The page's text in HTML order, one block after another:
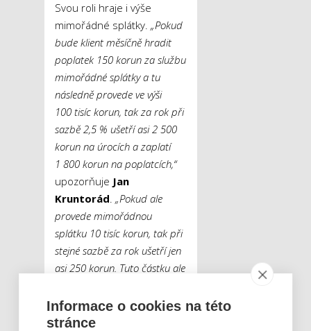
Svou roli hraje i výše
mimořádné splátky. „Pokud
bude klient měsíčně hradit
poplatek 150 korun za službu
mimořádné splátky a tu
následně provede ve výši
100 tisíc korun, tak za rok při
sazbě 2,5 % ušetří asi 2 500
korun na úrocích a zaplatí
1 800 korun na poplatcích,“
upozorňuje Jan
Kruntorád. „Pokud ale
provede mimořádnou
splátku 10 tisíc korun, tak při
stejné sazbě za rok ušetří jen
asi 250 korun. Tuto částku ale
necelé dva měsíce. Z toho
vyplývá, že kvůli tak malé
Informace o cookies na této
stránce